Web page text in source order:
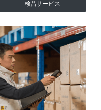
検品サービス